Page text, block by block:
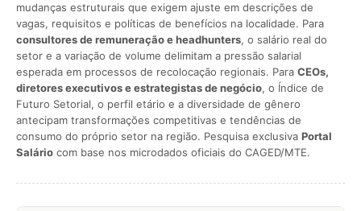
mudanças estruturais que exigem ajuste em descrições de
vagas, requisitos e políticas de benefícios na localidade. Para
consultores de remuneração e headhunters, o salário real do
setor e a variação de volume delimitam a pressão salarial
esperada em processos de recolocação regionais. Para CEOs,
diretores executivos e estrategistas de negócio, o Índice de
Futuro Setorial, o perfil etário e a diversidade de gênero
antecipam transformações competitivas e tendências de
consumo do próprio setor na região. Pesquisa exclusiva Portal
Salário com base nos microdados oficiais do CAGED/MTE.